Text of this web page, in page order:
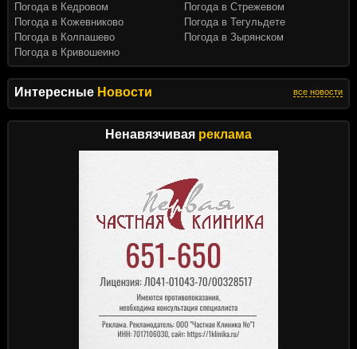
Интересные Новости все новости
Ненавязчивая реклама
Погода в Кедровом
Погода в Кожевниково
Погода в Колпашево
Погода в Кривошеино
Погода в Стрежевом
Погода в Тегульдете
Погода в Зырянском